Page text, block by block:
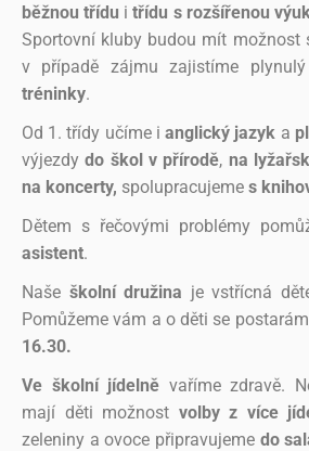
běžnou třídu itřídu s rozšířenou
Sportovní kluby budou mít možnost
v případě zájmu zajistíme plynulý
tréninky.
Od 1. třídy učíme ianglický jazyk a
výjezdydo škol v přírodě, na
na koncerty, spolupracujeme s
Dětem s řečovými problémy
asistent.
Naše školní družina je vstřícná
Pomůžeme vám a o děti se
16.30.
Ve školní jídelně vaříme zdravě.
mají děti možnost volby z více
zeleniny a ovoce připravujemedo